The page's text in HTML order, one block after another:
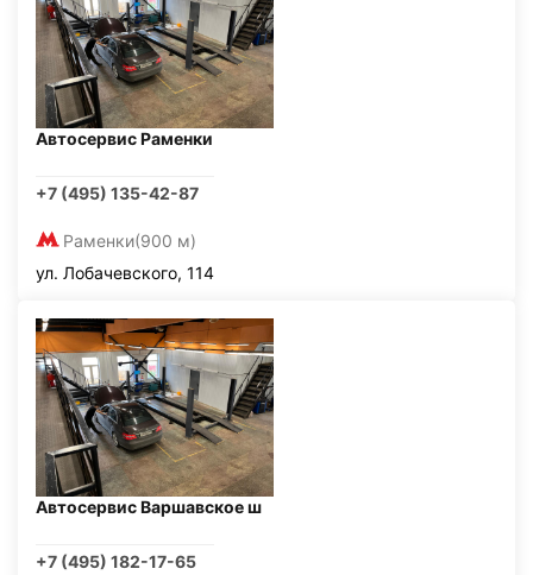
Автосервис Раменки
+7 (495) 135-42-87
Раменки(900 м)
ул. Лобачевского, 114
Автосервис Варшавское ш
+7 (495) 182-17-65